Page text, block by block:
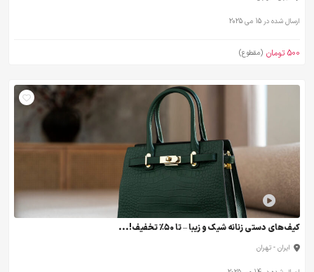
ارسال شده در 15 می 2025
500 تومان (مقطوع)
کیف‌های دستی زنانه شیک و زیبا – تا ۵۰٪ تخفیف!...
ایران - تهران